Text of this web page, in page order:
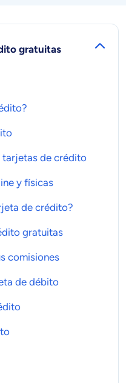
gratuitas
?
tarjetas de crédito
y físicas
de crédito?
gratuitas
comisiones
dedébito